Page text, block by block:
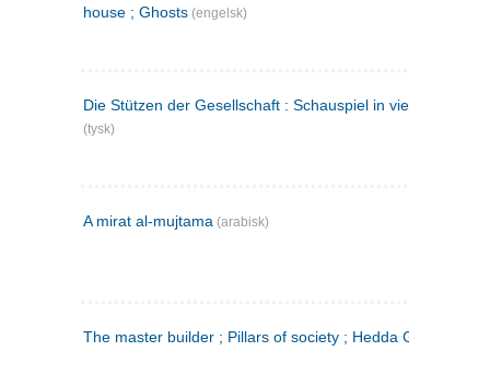
house ; Ghosts (engelsk)
Die Stützen der Gesellschaft : Schauspiel in vier Aufzügen
(tysk)
A mirat al-mujtama (arabisk)
The master builder ; Pillars of society ; Hedda Gabler